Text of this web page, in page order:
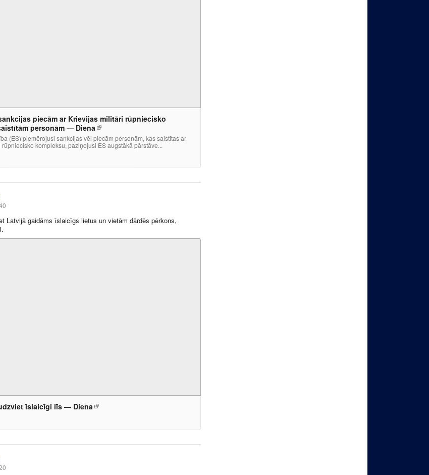
piecām ar Krievijas militāri rūpniecisko
personām — Diena
(ES) piemērojusi sankcijas vēl piecām personām, kas saistītas ar
kompleksu, paziņojusi ES augstākā pārstāve...
Latvijā gaidāms īslaicīgs lietus un vietām dārdēs pērkons,
īslaicīgi līs — Diena